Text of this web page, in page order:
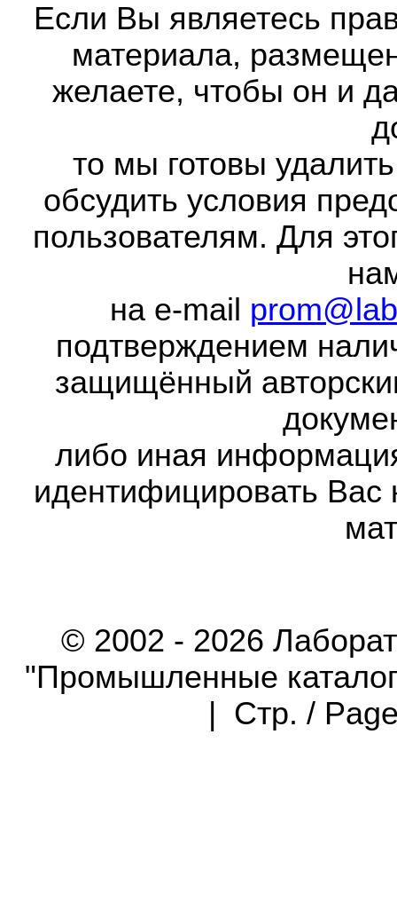
Если Вы являетесь
материала,
желаете, чтобы он и
то мы готовы
обсудить условия
пользователям. Для
на e-mail
подтверждением
защищённый
либо иная
идентифицировать Вас
© 2002 - 2026
"Промышленные
| Стр. /